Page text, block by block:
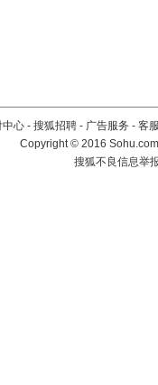
中心 - 搜狐招聘 - 广告服务 - 客
Copyright©2016
搜狐不良信息举